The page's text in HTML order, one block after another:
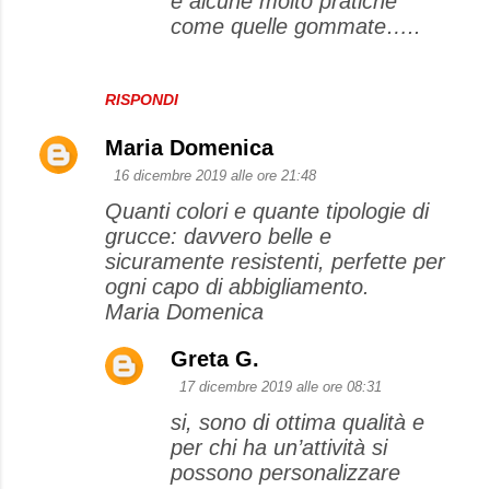
RISPONDI
come quelle gommate…..
Maria Domenica
16 dicembre 2019 alle ore 21:48
Quanti colori e quante tipologie di
grucce: davvero belle e
sicuramente resistenti, perfette per
ogni capo di abbigliamento.
Maria Domenica
Greta G.
17 dicembre 2019 alle ore 08:31
si, sono di ottima qualità e
per chi ha un’attività si
possono personalizzare